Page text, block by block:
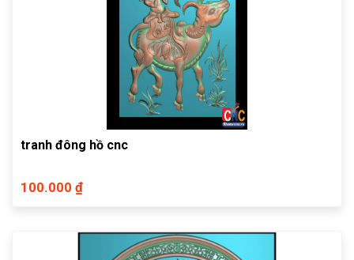
tranh đông hồ cnc
100.000 ₫